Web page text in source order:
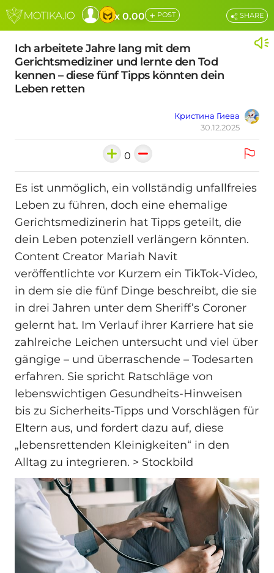
x 0.00 + POST
Ich arbeitete Jahre lang mit dem
Gerichtsmediziner und lernte den Tod
kennen – diese fünf Tipps könnten dein
Leben retten
Кристина Гиева
30.12.2025
SHARE
0
Es ist unmöglich, ein vollständig unfallfreies
Leben zu führen, doch eine ehemalige
Gerichtsmedizinerin hat Tipps geteilt, die
dein Leben potenziell verlängern könnten.
Content Creator Mariah Navit
veröffentlichte vor Kurzem ein TikTok-Video,
in dem sie die fünf Dinge beschreibt, die sie
in drei Jahren unter dem Sheriff’s Coroner
gelernt hat. Im Verlauf ihrer Karriere hat sie
zahlreiche Leichen untersucht und viel über
gängige – und überraschende – Todesarten
erfahren. Sie spricht Ratschläge von
lebenswichtigen Gesundheits-Hinweisen
bis zu Sicherheits-Tipps und Vorschlägen für
Eltern aus, und fordert dazu auf, diese
„lebensrettenden Kleinigkeiten“ in den
Alltag zu integrieren. > Stockbild